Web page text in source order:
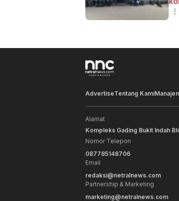
AdvertiseTentang Kami
Alamat
Kompleks Gading Bukit Indah
Nomor Telepon
087785148706
Email
redaksi@netralnews.com
Partnership & Marketing
marketing@netralnews.com